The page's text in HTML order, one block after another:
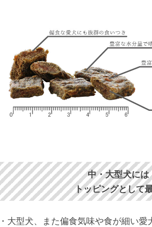
中・大型犬には
トッピングとして
大型犬、また偏食気味や食が細い愛